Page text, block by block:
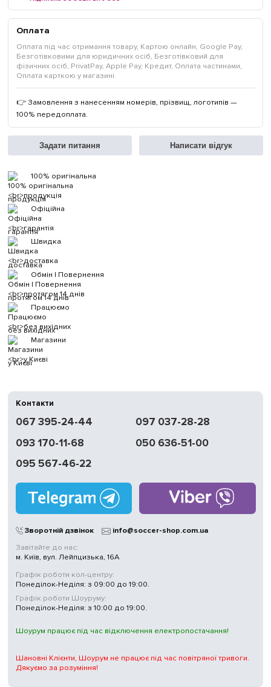
Оплата
Оплата під час отримання товару, Картою онлайн, Google Pay,
Безготівковими для юридичних осіб, Безготівковий для
фізичних осіб, PrivatPay, Apple Pay, Кредит, Оплата частинами,
Оплата карткою у магазині.
👉 Замовлення з нанесенням номерів, прізвищ, логотипів —
100% передоплата.
Задати питання Написати відгук
100% оригінальна
продукція
Офіційна
гарантія
Швидка
доставка
Обмін | Повернення
протягом 14 днів
Працюємо
без вихідних
Магазини
у Києві
Контакти
067 395-24-44
097 037-28-28
093 170-11-68
050 636-51-00
095 567-46-22
Зворотній дзвінок
info@soccer-shop.com.ua
Завітайте до нас:
м. Київ, вул. Лейпцизька, 16А
Графік роботи кол-центру:
Понеділок-Неділя: з 09:00 до 19:00.
Графік роботи Шоуруму:
Понеділок-Неділя: з 10:00 до 19:00.
Шоурум працює під час відключення електропостачання!
Шановні Клієнти, Шоурум не працює під час повітряної тривоги.
Дякуємо за розуміння!